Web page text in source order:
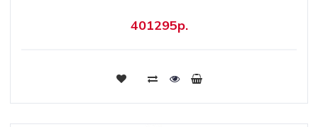
401295р.